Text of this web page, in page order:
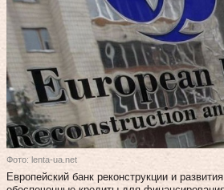
Фото: lenta-ua.net
Европейский банк реконструкции и